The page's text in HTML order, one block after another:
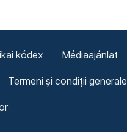
kódex Médiaajánlat
Termeni și condiții generale